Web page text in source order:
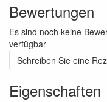
Bewertungen
Es sind noch keine
verfügbar
Schreiben Sie eine
Eigenschaften